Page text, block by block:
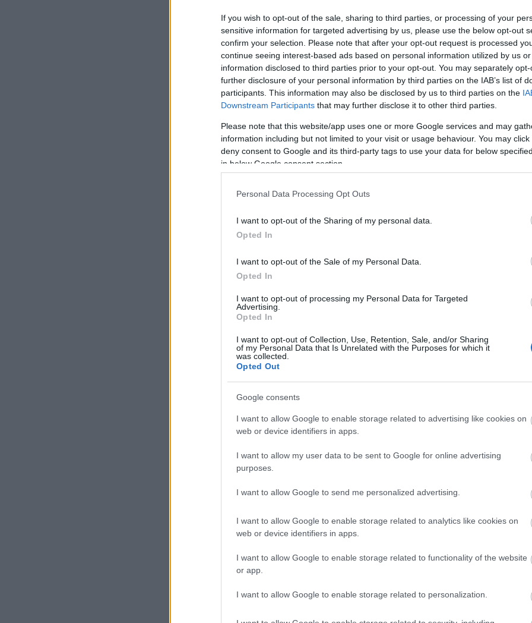
If you wish to opt-out of the sale, sharing to third parties, or processing of your
sensitive information for targeted advertising by us, please use the below opt-out
confirm your selection. Please note that after your opt-out request is processed
continue seeing interest-based ads based on personal information utilized by us
information disclosed to third parties prior to your opt-out. You may separately
further disclosure of your personal information by third parties on the IAB’s list of
participants. This information may also be disclosed by us to third parties on the
Downstream Participants that may further disclose it to other third parties.
Please note that this website/app uses one or more Google services and may
information including but not limited to your visit or usage behaviour. You may
deny consent to Google and its third-party tags to use your data for below
in below Google consent section.
Personal Data Processing Opt Outs
I want to opt-out of the Sharing of my personal data.
Opted In
I want to opt-out of the Sale of my Personal Data.
Opted In
I want to opt-out of processing my Personal Data for Targeted
Advertising.
Opted In
I want to opt-out of Collection, Use, Retention, Sale, and/or Sharing
of my Personal Data that Is Unrelated with the Purposes for which it
was collected.
Opted Out
Google consents
I want to allow Google to enable storage related to advertising like cookies on
web or device identifiers in apps.
I want to allow my user data to be sent to Google for online advertising
purposes.
I want to allow Google to send me personalized advertising.
I want to allow Google to enable storage related to analytics like cookies on
web or device identifiers in apps.
I want to allow Google to enable storage related to functionality of the website
or app.
I want to allow Google to enable storage related to personalization.